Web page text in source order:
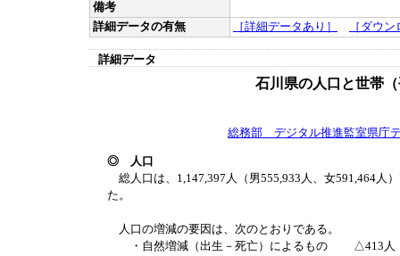
備考
詳細データの有無
［詳細データあり］ ［ダウ
詳細データ
石川県の人口と世帯
総務部 デジタル推進監室県庁
◎ 人口
総人口は、1,147,397人（男555,933人、女591,464人
た。
人口の増減の要因は、次のとおりである。
・自然増減（出生－死亡）によるもの △413人